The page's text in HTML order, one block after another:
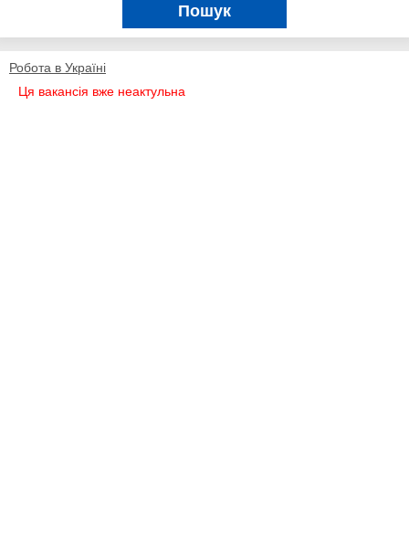
Пошук
Робота в Україні
Ця вакансія вже неактульна